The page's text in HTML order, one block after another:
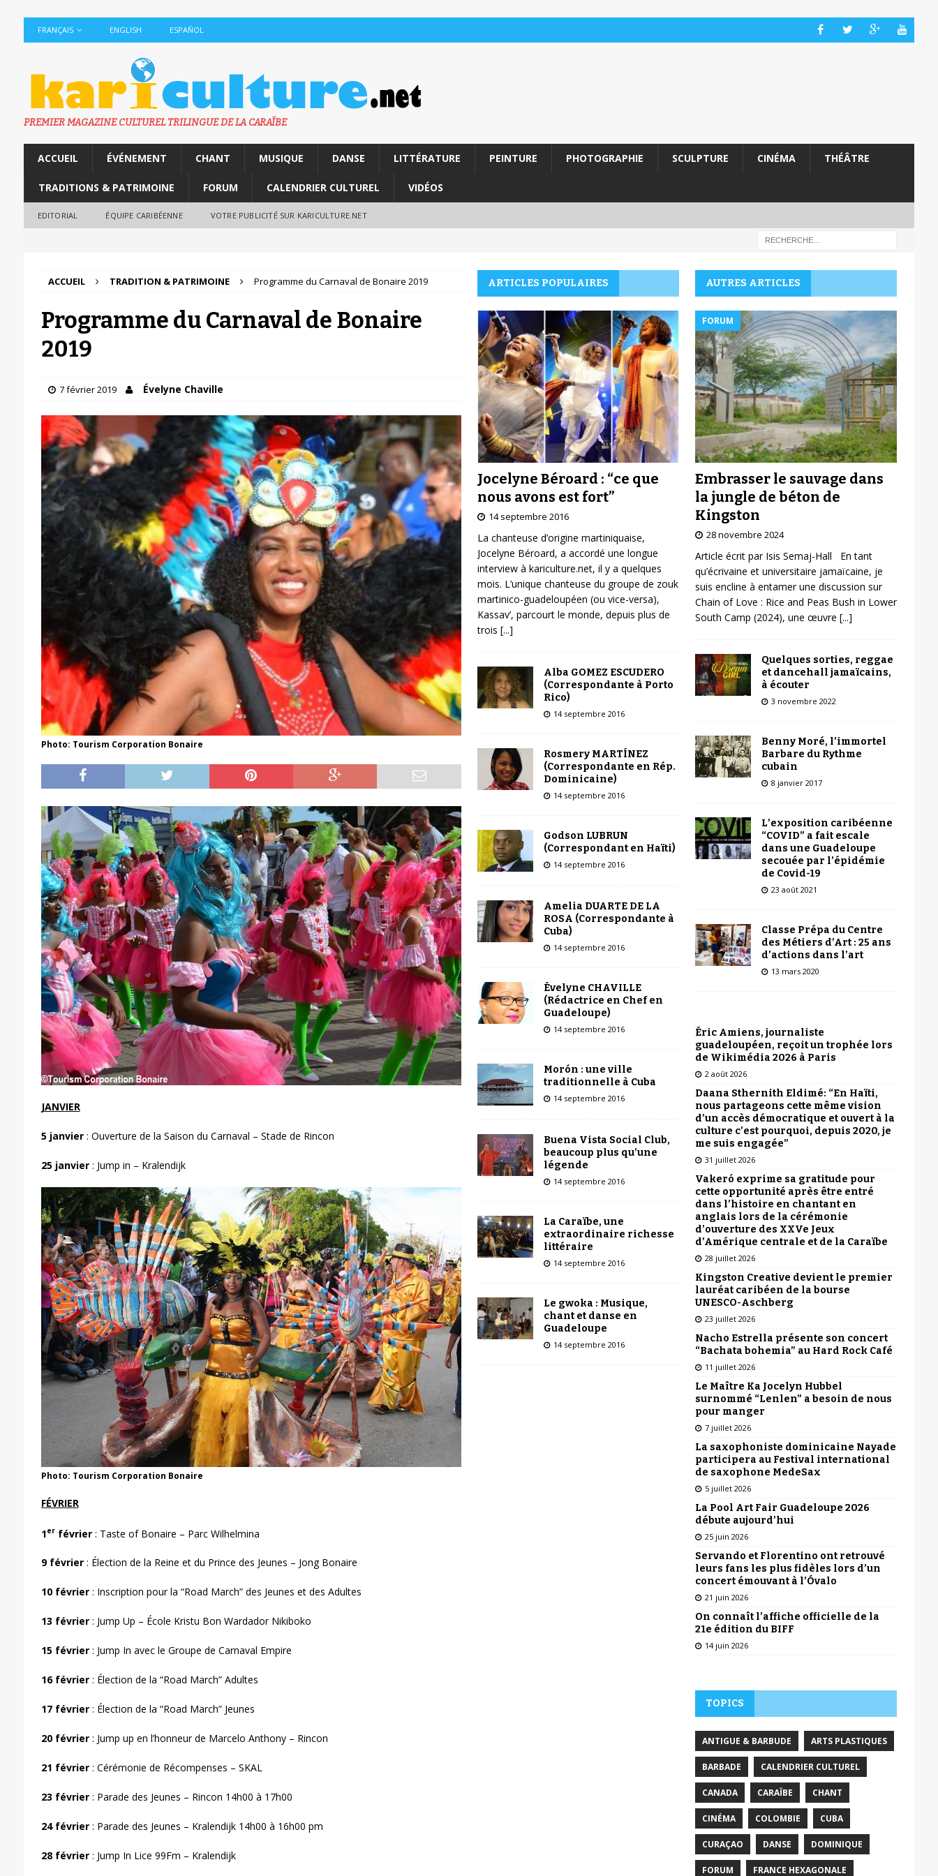
FRANÇAIS ENGLISH ESPAÑOL
PREMIER MAGAZINE CULTUREL TRILINGUE DE LA CARAÏBE
ACCUEIL ÉVÉNEMENT CHANT MUSIQUE DANSE LITTÉRATURE PEINTURE PHOTOGRAPHIE SCULPTURE CINÉMA THÉÂTRE
TRADITIONS & PATRIMOINE FORUM CALENDRIER CULTUREL VIDÉOS
EDITORIAL ÉQUIPE CARIBÉENNE VOTRE PUBLICITÉ SUR KARICULTURE.NET
ACCUEIL TRADITION & PATRIMOINE Programme du Carnaval de Bonaire 2019
Programme du Carnaval de Bonaire
2019
7 février 2019 Évelyne Chaville
Photo: Tourism Corporation Bonaire
JANVIER
5 janvier : Ouverture de la Saison du Carnaval – Stade de Rincon
25 janvier: Jump in – Kralendijk
Photo: Tourism Corporation Bonaire
FÉVRIER
1erfévrier: Taste of Bonaire – Parc Wilhelmina
9 février : Élection de la Reine et du Prince des Jeunes – Jong Bonaire
10 février : Inscription pour la “Road March” des Jeunes et des Adultes
13 février : Jump Up – École Kristu Bon Wardador Nikiboko
15 février : Jump In avec le Groupe de Carnaval Empire
16 février : Élection de la “Road March” Adultes
17 février: Élection de la “Road March” Jeunes
20 février : Jump up en l’honneur de Marcelo Anthony – Rincon
21 février : Cérémonie de Récompenses – SKAL
23 février : Parade des Jeunes – Rincon 14h00 à 17h00
24 février : Parade des Jeunes – Kralendijk 14h00 à 16h00 pm
28 février : Jump In Lice 99Fm – Kralendijk
ARTICLES POPULAIRES
Jocelyne Béroard : “ce que
nous avons est fort”
14 septembre 2016
La chanteuse d’origine martiniquaise,
Jocelyne Béroard, a accordé une longue
interview à kariculture.net, il y a quelques
mois. L’unique chanteuse du groupe de zouk
martinico-guadeloupéen (ou vice-versa),
Kassav’, parcourt le monde, depuis plus de
trois [...]
Alba GOMEZ ESCUDERO
(Correspondante à Porto
Rico)
14 septembre 2016
Rosmery MARTÍNEZ
(Correspondante en Rép.
Dominicaine)
14 septembre 2016
Godson LUBRUN
(Correspondant en Haïti)
14 septembre 2016
Amelia DUARTE DE LA
ROSA (Correspondante à
Cuba)
14 septembre 2016
Évelyne CHAVILLE
(Rédactrice en Chef en
Guadeloupe)
14 septembre 2016
Morón : une ville
traditionnelle à Cuba
14 septembre 2016
Buena Vista Social Club,
beaucoup plus qu’une
légende
14 septembre 2016
La Caraïbe, une
extraordinaire richesse
littéraire
14 septembre 2016
Le gwoka : Musique,
chant et danse en
Guadeloupe
14 septembre 2016
AUTRES ARTICLES
FORUM
Embrasser le sauvage dans
la jungle de béton de
Kingston
28 novembre 2024
Article écrit par Isis Semaj-Hall En tant
qu’écrivaine et universitaire jamaïcaine, je
suis encline à entamer une discussion sur
Chain of Love : Rice and Peas Bush in Lower
South Camp (2024), une œuvre [...]
Quelques sorties, reggae
et dancehall jamaïcains,
à écouter
3 novembre 2022
Benny Moré, l’immortel
Barbare du Rythme
cubain
8 janvier 2017
L’exposition caribéenne
“COVID” a fait escale
dans une Guadeloupe
secouée par l’épidémie
de Covid-19
23 août 2021
Classe Prépa du Centre
des Métiers d’Art : 25 ans
d’actions dans l’art
13 mars 2020
Éric Amiens, journaliste
guadeloupéen, reçoit un trophée lors
de Wikimédia 2026 à Paris
2 août 2026
Daana Sthernith Eldimé: “En Haïti,
nous partageons cette même vision
d’un accès démocratique et ouvert à la
culture c’est pourquoi, depuis 2020, je
me suis engagée”
31 juillet 2026
Vakeró exprime sa gratitude pour
cette opportunité après être entré
dans l’histoire en chantant en
anglais lors de la cérémonie
d’ouverture des XXVe Jeux
d’Amérique centrale et de la Caraïbe
28 juillet 2026
Kingston Creative devient le premier
lauréat caribéen de la bourse
UNESCO-Aschberg
23 juillet 2026
Nacho Estrella présente son concert
“Bachata bohemia” au Hard Rock Café
11 juillet 2026
Le Maître Ka Jocelyn Hubbel
surnommé “Lenlen” a besoin de nous
pour manger
7 juillet 2026
La saxophoniste dominicaine Nayade
participera au Festival international
de saxophone MedeSax
5 juillet 2026
La Pool Art Fair Guadeloupe 2026
débute aujourd’hui
25 juin 2026
Servando et Florentino ont retrouvé
leurs fans les plus fidèles lors d’un
concert émouvant à l’Óvalo
21 juin 2026
On connaît l’affiche officielle de la
21e édition du BIFF
14 juin 2026
TOPICS
ANTIGUE & BARBUDE ARTS PLASTIQUES
BARBADE CALENDRIER CULTUREL
CANADA CARAÏBE CHANT
CINÉMA COLOMBIE CUBA
CURAÇAO DANSE DOMINIQUE
FORUM FRANCE HEXAGONALE